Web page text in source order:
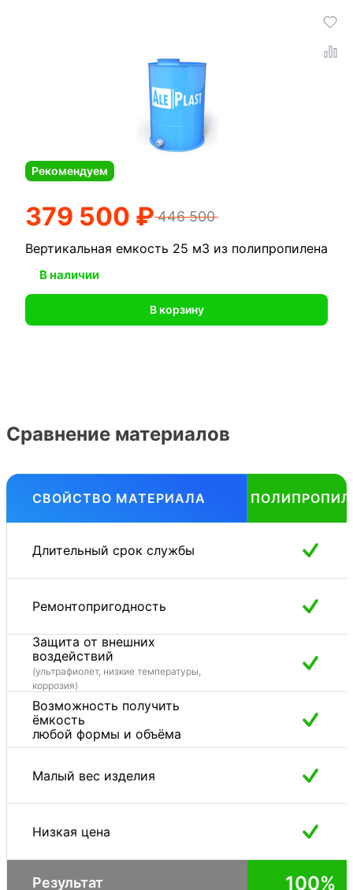
Вертикальная емкость 25 м3 из полипропилена
Рекомендуем
В наличии
379 500 ₽ 446 500
В корзину
Сравнение материалов
СВОЙСТВО МАТЕРИАЛА
Длительный срок службы
Ремонтопригодность
Защита от внешних
воздействий
(ультрафиолет, низкие температуры,
коррозия)
Возможность получить
ёмкость
любой формы и объёма
Малый вес изделия
Низкая цена
Результат 100%